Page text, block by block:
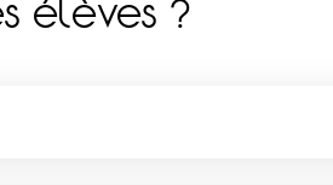
élèves ?